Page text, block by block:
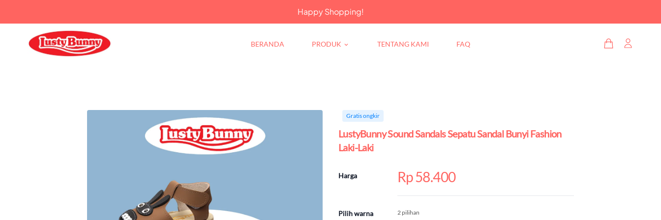
Happy Shopping!
BERANDA PRODUK keyboard_arrow_down TENTANG KAMI FAQ
Gratis ongkir
LustyBunny Sound Sandals Sepatu Sandal Bunyi Fashion
Laki-Laki
Harga Rp 58.400
Pilih warna 2 pilihan